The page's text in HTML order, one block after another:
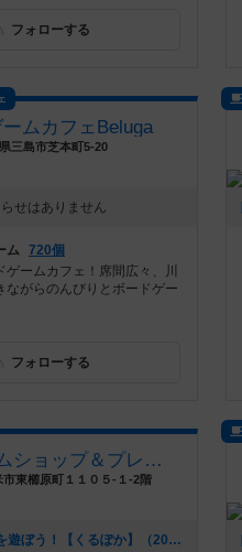
フォローする
ムカフェBeluga
三島市芝本町5-20
せはありません
ム 720個
ゲームカフェ！席間広々、川
ながらのんびりとボードゲー
フォローする
ボードゲームショップ＆プレイスペース さいふる[xi-full]
市東櫛原町１１０５-１-2階
[NEW] ポーカーを遊ぼう！【くるぽか】（2024年09月01日 12時59分）